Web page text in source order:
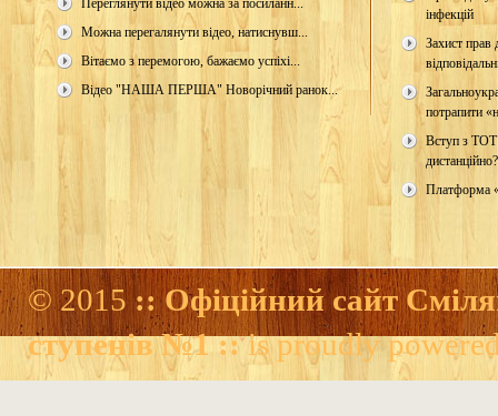
Переглянути відео можна за посиланн...
Можна перегалянути відео, натиснувш...
Вітаємо з перемогою, бажаємо успіхі...
Відео "НАША ПЕРША" Новорічний ранок...
інфекцій
Захист прав
потрапити
Вступ з
дистанційно?
Платформа
© 2015:: Офіційний сайт
ступенів №1 ::is proudly